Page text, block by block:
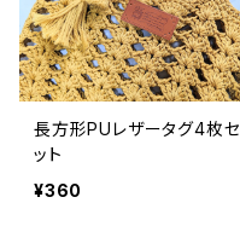
長方形PUレザータグ4枚セ
ット
¥360